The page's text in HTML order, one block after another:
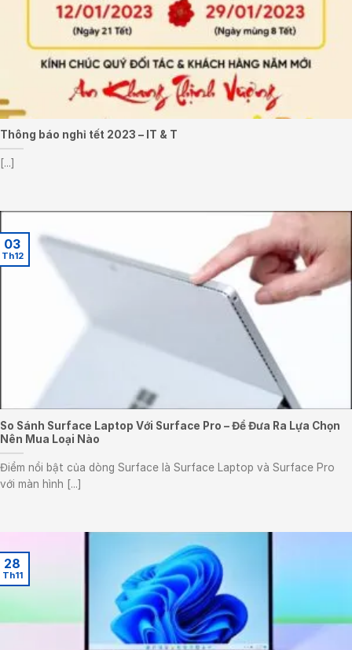
Thông báo nghỉ tết 2023 – IT & T
[...]
So Sánh Surface Laptop Với Surface Pro – Để Đưa Ra Lựa Chọn
Nên Mua Loại Nào
Điểm nổi bật của dòng Surface là Surface Laptop và Surface Pro
với màn hình [...]
03
Th12
28
Th11